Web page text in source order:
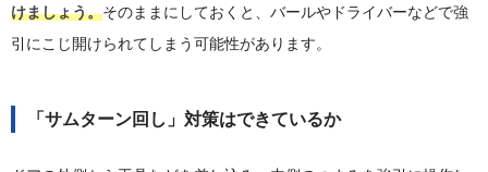
けましょう。そのままにしておくと、バールやドライバーなどで強
引にこじ開けられてしまう可能性があります。
「サムターン回し」対策はできているか